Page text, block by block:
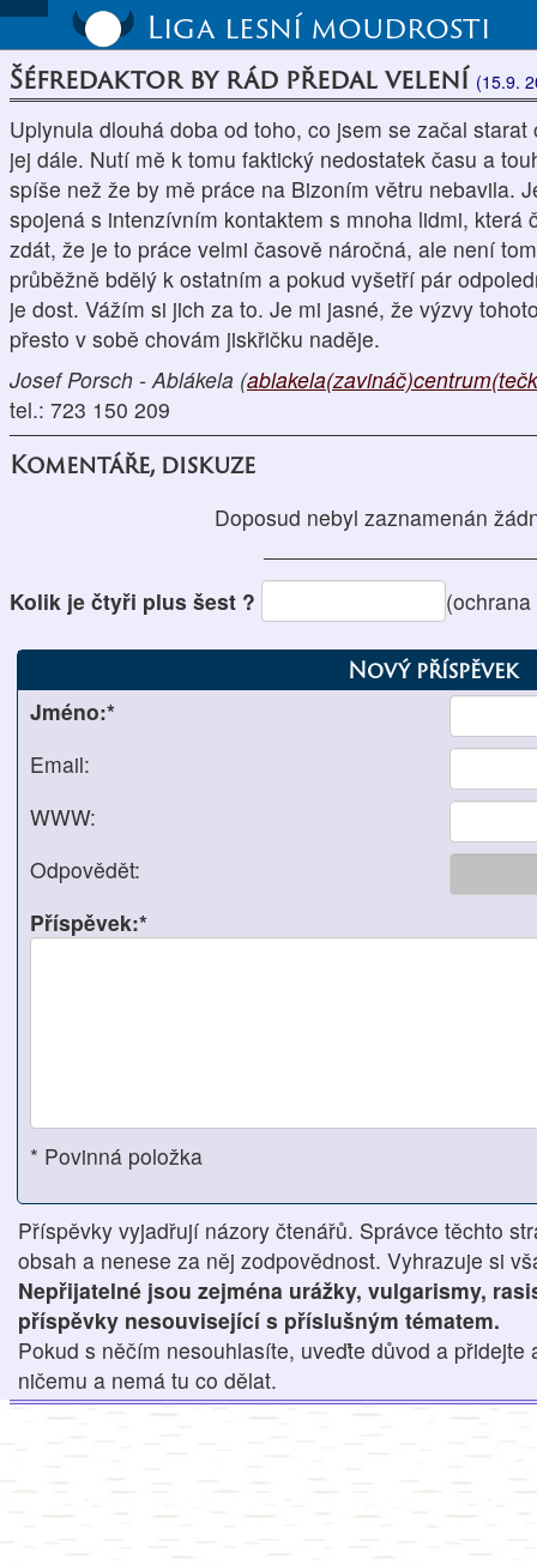
Liga lesní moudrosti
Šéfredaktor by rád předal velení (15.9.
Uplynula dlouhá doba od toho, co jsem se začal
jej dále. Nutí mě k tomu faktický nedostatek času a
spíše než že by mě práce na Bizoním větru nebavila.
spojená s intenzívním kontaktem s mnoha lidmi, která
zdát, že je to práce velmi časově náročná, ale není
průběžně bdělý k ostatním a pokud vyšetří pár
je dost. Vážím si jich za to. Je mi jasné, že výzvy
přesto v sobě chovám jiskřičku naděje.
Josef Porsch - Ablákela (
tel.: 723 150 209
Komentáře, diskuze
Doposud nebyl zaznamenán
Kolik je čtyři plus šest ?
Nový příspěvek
Jméno:*
Email:
WWW:
Odpovědět:
Příspěvek:*
* Povinná položka
Příspěvky vyjadřují názory čtenářů. Správce těchto
obsah a nenese za něj zodpovědnost. Vyhrazuje si
Nepřijatelné jsou zejména urážky, vulgarismy,
příspěvky nesouvisející s příslušným tématem.
Pokud s něčím nesouhlasíte, uveďte důvod a přidejte
ničemu a nemá tu co dělat.